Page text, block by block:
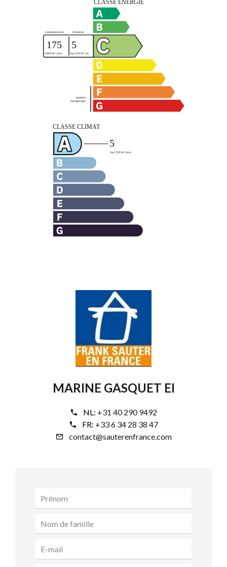
MARINE GASQUET EI
NL: +31 40 290 9492
FR: +33 6 34 28 38 47
contact@sauterenfrance.com